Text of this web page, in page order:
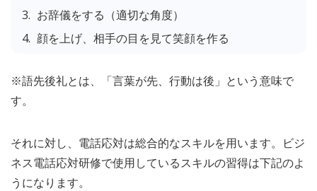
お辞儀をする（適切な角度）
顔を上げ、相手の目を見て笑顔を作る
※語先後礼とは、「言葉が先、行動は後」という意味で
す。
それに対し、電話応対は総合的なスキルを用います。ビジ
ネス電話応対研修で使用しているスキルの習得は下記のよ
うになります。